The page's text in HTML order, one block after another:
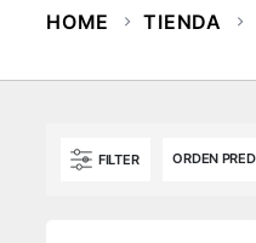
HOME TIENDA
FILTER